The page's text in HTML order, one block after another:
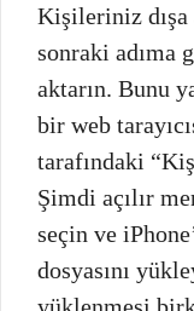
Kişileriniz dışa
sonraki adıma
aktarın. Bunu
bir web
tarafındaki
Şimdi açılır
seçin ve
dosyasını
yüklenmesi